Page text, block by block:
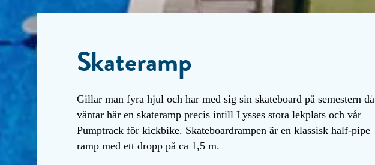
Skateramp
Gillar man fyra hjul och har med sig sin skateboard på semestern då
väntar här en skateramp precis intill Lysses stora lekplats och vår
Pumptrack för kickbike. Skateboardrampen är en klassisk half-pipe
ramp med ett dropp på ca 1,5 m.